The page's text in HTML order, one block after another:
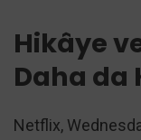
Hikâye
Daha da
Netflix,